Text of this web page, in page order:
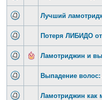
Лучший
Потеря ЛИБИДО
Ламотриджин и
Выпадение
Ламотриджин как